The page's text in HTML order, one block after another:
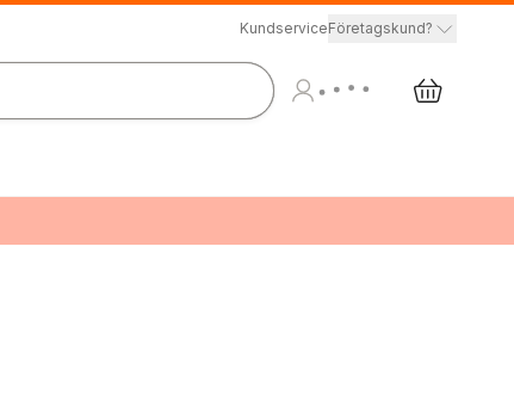
KundserviceFöretagskund?